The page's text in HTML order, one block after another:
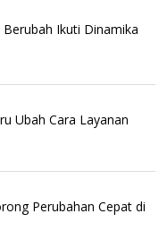
Ikuti Dinamika
Ubah Cara Layanan
Perubahan Cepat di